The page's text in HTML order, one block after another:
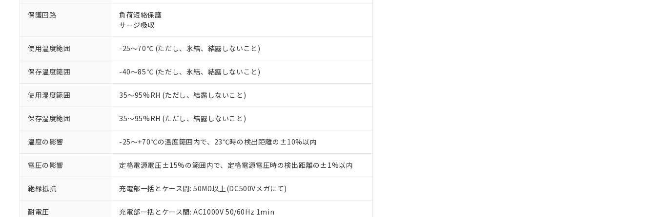
保護回路
負荷短絡保護
サージ吸収
使用温度範囲 -25～70℃ (ただし、氷結、結露しないこと)
保存温度範囲 -40～85℃ (ただし、氷結、結露しないこと)
使用湿度範囲 35～95%RH (ただし、結露しないこと)
保存湿度範囲 35～95%RH (ただし、結露しないこと)
温度の影響 -25～+70℃の温度範囲内で、23℃時の検出距離の±10%以内
電圧の影響 定格電源電圧±15%の範囲内で、定格電源電圧時の検出距離の±1%以内
絶縁抵抗 充電部一括とケース間: 50MΩ以上(DC500Vメガにて)
耐電圧 充電部一括とケース間: AC1000V 50/60Hz 1min
くものです。
当社制御機器事業取扱商品の中には、本サービスの対象外となる商品もあることをご了承ください。
在庫状況および標準価格照会結果は、記載している更新日時点での社内データに基づき作成されるも
い。
正式な納期状況および標準価格はお客様のお取引先、またはお客様担当のオムロン制御機器販売店・
当社販売員にご相談ください。
オムロン制御機器販売店や当社販売拠点は「販売ネットワーク
在庫状況および標準価格結果を当社の事前の承諾なく第三者に漏洩または開示しないようお願いしま
マイパーツ機能（部品リスト作成サービス）をご利用いただくには、I-Webメンバーズにご登録され
ている必要があります。
が、当社の製品・サービスに関するお客様との取引・商談に必要な範囲で利用することをご了承くだ
さい。
※当社の共同利用者とは、"個人情報の共同利用に関して"
いる法人を指します。
があります。
六価クロム(Cr(Ⅵ)) 1000ppm以下、ポリ臭化ビフェニル類(PBB) 1000ppm以下、ポリ臭化ジフェニルエーテル類(PBDE) 1000ppm以下、
フタル酸ビス(2-エチルヘキシル) (DEHP)(別名：DOP) 1000ppm以下、フタル酸ブチルベンジル（BBP） 1000ppm以下、フタル酸ジブチ
ル（DBP） 1000ppm以下、フタル酸ジイソブチル (DIBP) 1000ppm以下
但し、RoHS指令で産業用監視および制御機器に対する適用除外項目は除く。
フタル酸エステル類の４物質については閾値を超える意図的な使用がないことを確認しています。
※2 対応予定月
部品在庫の切り替え状況などにより、予定月が前後することがあります。
※3 非含有証明書ダウンロード
下記の非含有証明書をダウンロードすることができます。
EU RoHS指令（10物質）の非含有証明書
51物質の非含有証明書（当社基準）
「○」：最大均質材料含有率が中国RoHSの基準値以下であることを示します。
*中国RoHS10物質の基準値 (GB/T26572)：
Pb(鉛) :1000ppm、 Hg(水銀) : 1000ppm、 Cd(カドミウム) : 100ppm、
DBP(フタル酸ジブチル) : 1000ppm、 DIBP(フタル酸ジイソブチル) : 1000ppm、 BBP(フタル酸ブチルベンジル) : 1000ppm、
※2 環境保護使用期限
「ｅ」：有害物質（10物質）のすべてが基準値以下であることを示します。
「10」：通常の使用状況下において有害物質が外部に漏えいし、環境に深刻な影響を及ぼさない年数を意
「－」：未確認です。当社販売部門へお問い合わせください。
う）を輸出または国外への提供する場合は、日本国政府の輸出許可(または役務取引許可)を取得する
などの必要な手続きをとります。
ます。
当社は貴社製品を、核兵器、ミサイル、化学兵器、生物兵器またはその他武器並びにこれらの製造装
当社は、貴社製品を第三者に販売する場合は、上記1、2および3の内容を当該第三者に通知します。
また当社は、販売先および販売に係わる関係者が違法に輸出するおそれがある場合は、取り引きをい
たしません。
合意する
記
号
説明
○ 一定数以上の在庫あり
△ 一定数には満たないが在庫あり
－
在庫なし(最新の在庫状況については、お客様のお取引先、またはお客様担当のオムロン制御
機器販売店・当社販売員にご確認ください)
空
白
受注生産機種、また在庫状況の情報を公開していない機種